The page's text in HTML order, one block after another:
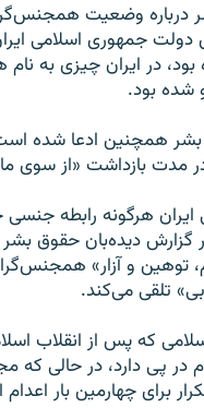
درباره وضعیت
جمهوری اسلامی
بود، در ایران چیزی
شده بود.
بشر همچنین ادعا شده
در مدت بازداشت «از سوی
هرگونه رابطه
گزارش دیده‌بان حقوق
توهین و آزار»
تلقی می‌کند.
که پس از انقلاب
در پی دارد، در حالی
برای چهارمین بار